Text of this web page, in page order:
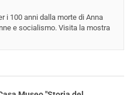
i 100 anni dalla morte di Anna
e socialismo. Visita la mostra